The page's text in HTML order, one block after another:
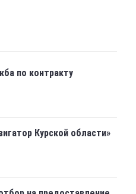
по контракту
Курской области»